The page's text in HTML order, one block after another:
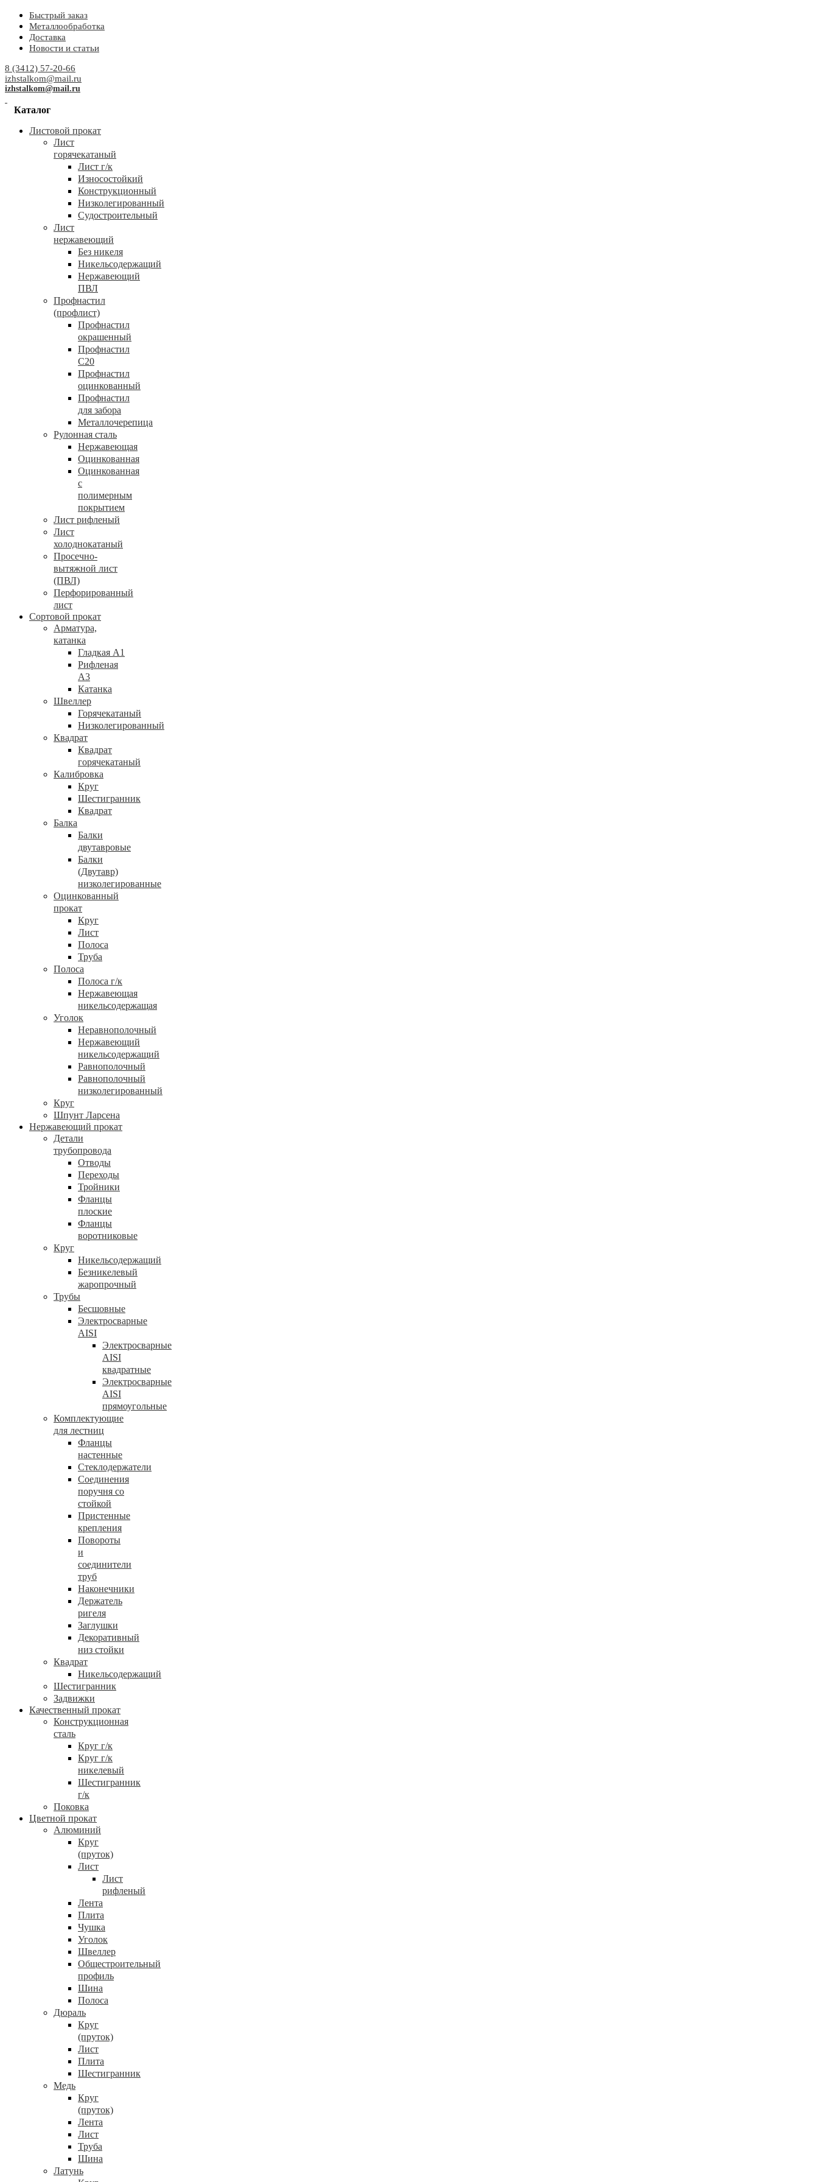
Быстрый заказ
Металлообработка
Доставка
Новости и статьи
8 (3412) 57-20-66
izhstalkom@mail.ru
izhstalkom@mail.ru
Каталог
Листовой прокат
Лист
горячекатаный
Лист г/к
Износостойкий
Конструкционный
Низколегированный
Судостроительный
Лист
нержавеющий
Без никеля
Никельсодержащий
Нержавеющий
ПВЛ
Профнастил
(профлист)
Профнастил
окрашенный
Профнастил
С20
Профнастил
оцинкованный
Профнастил
для забора
Металлочерепица
Рулонная сталь
Нержавеющая
Оцинкованная
Оцинкованная
с
полимерным
покрытием
Лист рифленый
Лист
холоднокатаный
Просечно-
вытяжной лист
(ПВЛ)
Перфорированный
лист
Сортовой прокат
Арматура,
катанка
Гладкая А1
Рифленая
А3
Катанка
Швеллер
Горячекатаный
Низколегированный
Квадрат
Квадрат
горячекатаный
Калибровка
Круг
Шестигранник
Квадрат
Балка
Балки
двутавровые
Балки
(Двутавр)
низколегированные
Оцинкованный
прокат
Круг
Лист
Полоса
Труба
Полоса
Полоса г/к
Нержавеющая
никельсодержащая
Уголок
Неравнополочный
Нержавеющий
никельсодержащий
Равнополочный
Равнополочный
низколегированный
Круг
Шпунт Ларсена
Нержавеющий прокат
Детали
трубопровода
Отводы
Переходы
Тройники
Фланцы
плоские
Фланцы
воротниковые
Круг
Никельсодержащий
Безникелевый
жаропрочный
Трубы
Бесшовные
Электросварные
AISI
Электросварные
AISI
квадратные
Электросварные
AISI
прямоугольные
Комплектующие
для лестниц
Фланцы
настенные
Стеклодержатели
Соединения
поручня со
стойкой
Пристенные
крепления
Повороты
и
соединители
труб
Наконечники
Держатель
ригеля
Заглушки
Декоративный
низ стойки
Квадрат
Никельсодержащий
Шестигранник
Задвижки
Качественный прокат
Конструкционная
сталь
Круг г/к
Круг г/к
никелевый
Шестигранник
г/к
Поковка
Цветной прокат
Алюминий
Круг
(пруток)
Лист
Лист
рифленый
Лента
Плита
Чушка
Уголок
Швеллер
Общестроительный
профиль
Шина
Полоса
Дюраль
Круг
(пруток)
Лист
Плита
Шестигранник
Медь
Круг
(пруток)
Лента
Лист
Труба
Шина
Латунь